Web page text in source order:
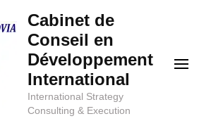
Cabinet de
Conseil en
Développement
International
International Strategy
Consulting & Execution